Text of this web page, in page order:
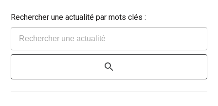
Rechercher une actualité par mots clés :